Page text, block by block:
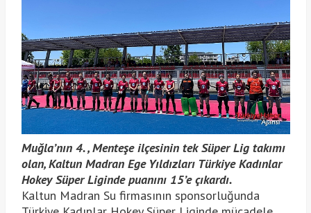
Muğla’nın 4. , Menteşe ilçesinin tek Süper Lig takımı
olan, Kaltun Madran Ege Yıldızları Türkiye Kadınlar
Hokey Süper Liginde puanını 15’e çıkardı.
Kaltun Madran Su firmasının sponsorluğunda